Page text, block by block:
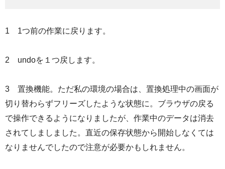
1 1つ前の作業に戻ります。
2 undoを１つ戻します。
3 置換機能。ただ私の環境の場合は、置換処理中の画面が
切り替わらずフリーズしたような状態に。ブラウザの戻る
で操作できるようになりましたが、作業中のデータは消去
されてしましました。直近の保存状態から開始しなくては
なりませんでしたので注意が必要かもしれません。